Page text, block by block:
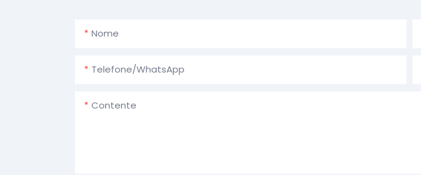
Nome
Telefone/WhatsApp
Contente